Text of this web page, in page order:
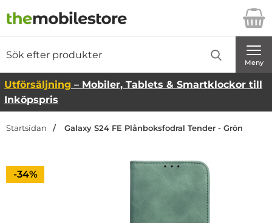
Startsidan för Danira Telecom AB
Meny
Utförsäljning – Mobiler, Tablets & Smartklockor till
Inköpspris
Startsidan Galaxy S24 FE Plånboksfodral Tender - Grön
Priset är nedsatt med
-34%